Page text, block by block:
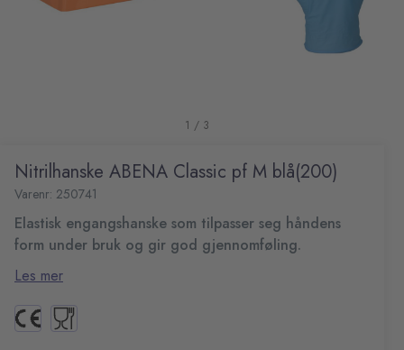
1 / 3
Nitrilhanske ABENA Classic pf M blå(200)
Varenr: 250741
Elastisk engangshanske som tilpasser seg håndens
form under bruk og gir god gjennomføling.
Abena Classic hanske kan brukes til en rekke oppgaver
som rengjøring, pleie, legemiddelhåndtering, cytostatika,
hormonkremer og oppgaver på laboratiet. Inneholder
ingen lateksproteiner og kan derfor trygt brukes ved
Elastiske og ekstra myke
Tynne for å gi ekstra følsomhet og tilpasser seg
Les mer